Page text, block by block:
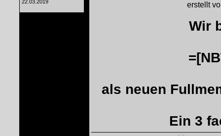
22.03.2019
erstellt
Wir
als neuen
Ein 3